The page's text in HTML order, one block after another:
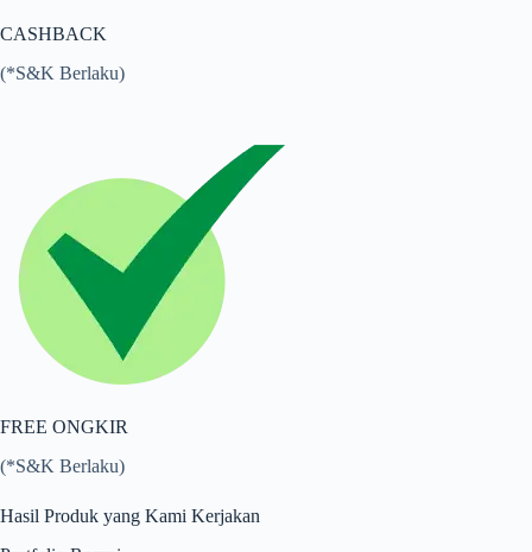
CASHBACK
(*S&K Berlaku)
FREE ONGKIR
(*S&K Berlaku)
Hasil Produk yang Kami Kerjakan